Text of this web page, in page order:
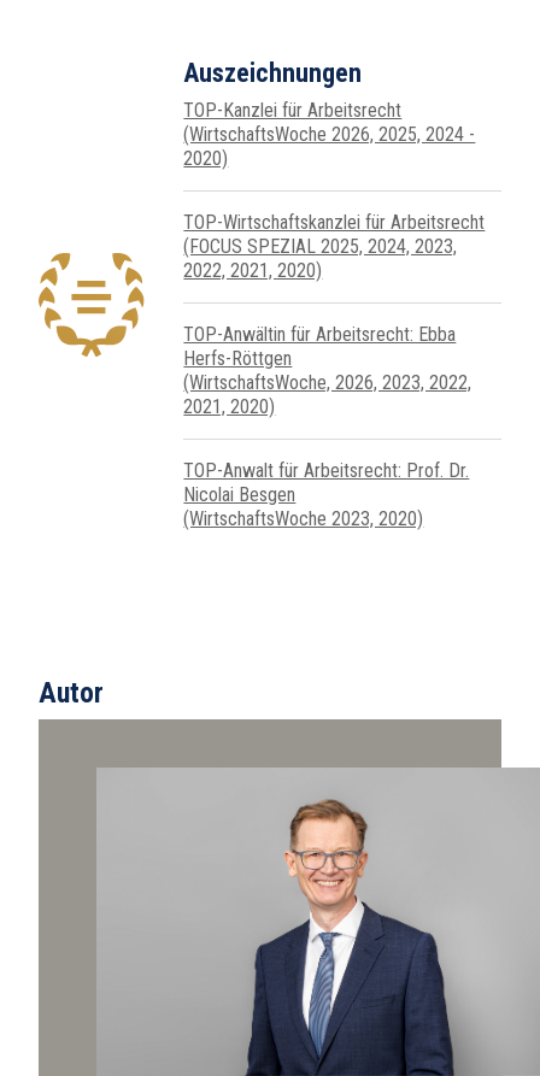
Auszeichnungen
TOP-Kanzlei für Arbeitsrecht
(WirtschaftsWoche 2026, 2025, 2024 -
2020)
TOP-Wirtschafts­kanzlei für Arbeits­recht
(FOCUS SPEZIAL 2025, 2024, 2023,
2022, 2021, 2020)
TOP-Anwältin für Arbeitsrecht: Ebba
Herfs-Röttgen
(WirtschaftsWoche, 2026, 2023, 2022,
2021, 2020)
TOP-Anwalt für Arbeitsrecht: Prof. Dr.
Nicolai Besgen
(WirtschaftsWoche 2023, 2020)
Autor